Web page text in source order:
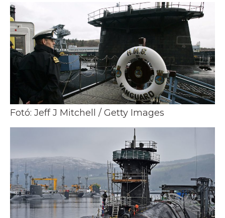
Fotó: Jeff J Mitchell / Getty Images